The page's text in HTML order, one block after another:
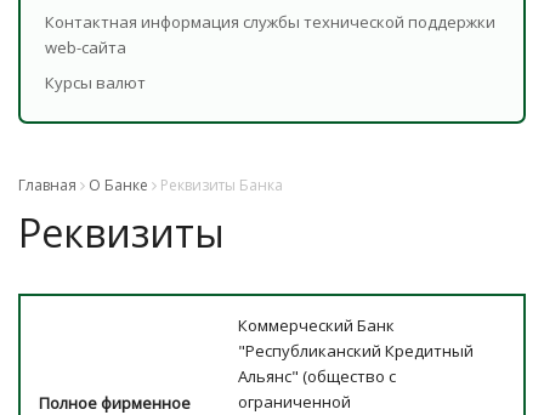
Контактная информация службы технической поддержки
web-сайта
Курсы валют
Главная О Банке Реквизиты Банка
Реквизиты
Полное фирменное
Коммерческий Банк
"Республиканский Кредитный
Альянс" (общество с
ограниченной